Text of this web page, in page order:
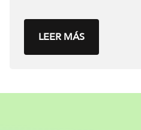
LEER MÁS